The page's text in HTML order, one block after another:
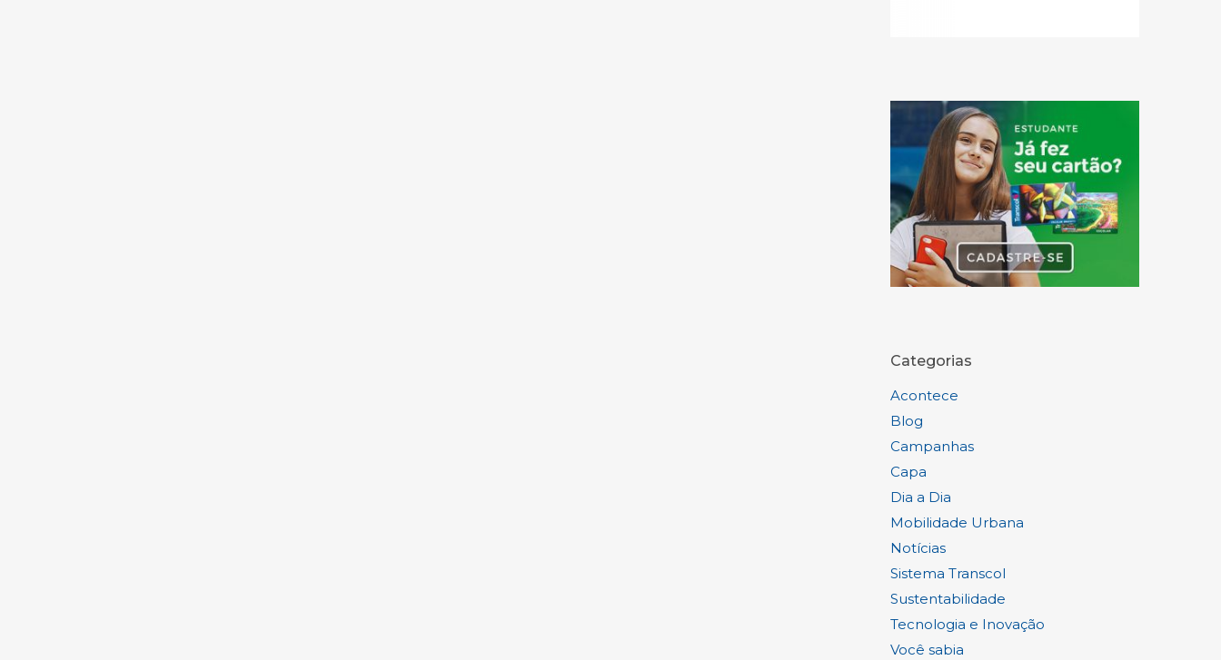
Categorias
Acontece
Blog
Campanhas
Capa
Dia a Dia
Mobilidade Urbana
Notícias
Sistema Transcol
Sustentabilidade
Tecnologia e Inovação
Você sabia